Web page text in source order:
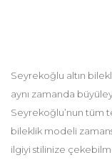
Seyrekoğlu altın
aynı zamanda
Seyrekoğlu’nun tüm
bileklik modeli
ilgiyi stilinize